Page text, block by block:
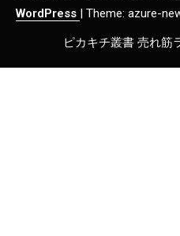
WordPress | Theme: azure-
ピカキチ叢書 売れ筋